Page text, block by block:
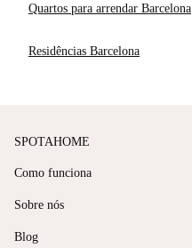
Quartos para arrendar Barcelona
Residências Barcelona
SPOTAHOME
Como funciona
Sobre nós
Blog